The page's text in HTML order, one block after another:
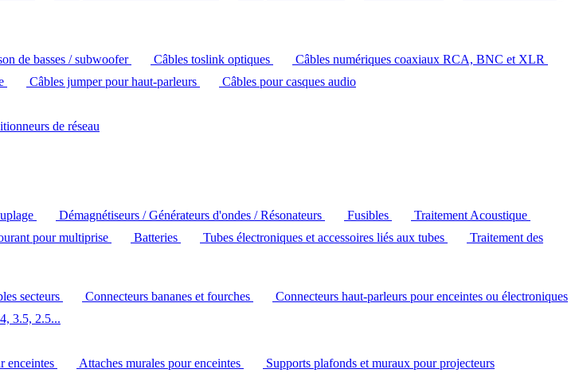
de basses / subwoofer Câbles toslink optiques
Câbles numériques coaxiaux RCA, BNC et XLR
Câbles jumper pour haut-parleurs
Câbles pour casques audio
de réseau
Démagnétiseurs / Générateurs d'ondes / Résonateurs Fusibles
Traitement Acoustique
pour multiprise Batteries Tubes électroniques et accessoires liés aux tubes
Traitement des
secteurs Connecteurs bananes et fourches
Connecteurs haut-parleurs pour enceintes ou électroniques
3.5, 2.5...
enceintes Attaches murales pour enceintes
Supports plafonds et muraux pour projecteurs